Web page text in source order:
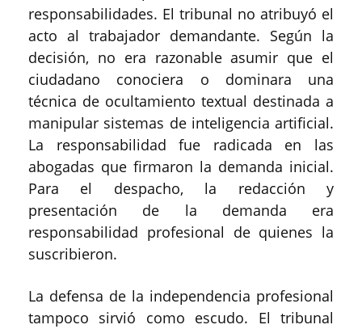
responsabilidades. El tribunal no atribuyó el
acto al trabajador demandante. Según la
decisión, no era razonable asumir que el
ciudadano conociera o dominara una
técnica de ocultamiento textual destinada a
manipular sistemas de inteligencia artificial.
La responsabilidad fue radicada en las
abogadas que firmaron la demanda inicial.
Para el despacho, la redacción y
presentación de la demanda era
responsabilidad profesional de quienes la
suscribieron.
La defensa de la independencia profesional
tampoco sirvió como escudo. El tribunal